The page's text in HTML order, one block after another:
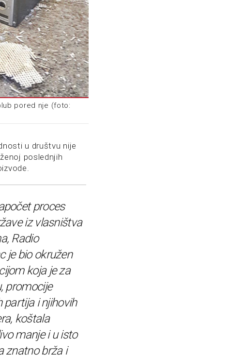
pored nje (foto:
u društvu nije
poslednjih
proces
iz vlasništva
Radio
je bio okružen
koja je za
promocije
partija i njihovih
koštala
manje i u isto
znatno brža i